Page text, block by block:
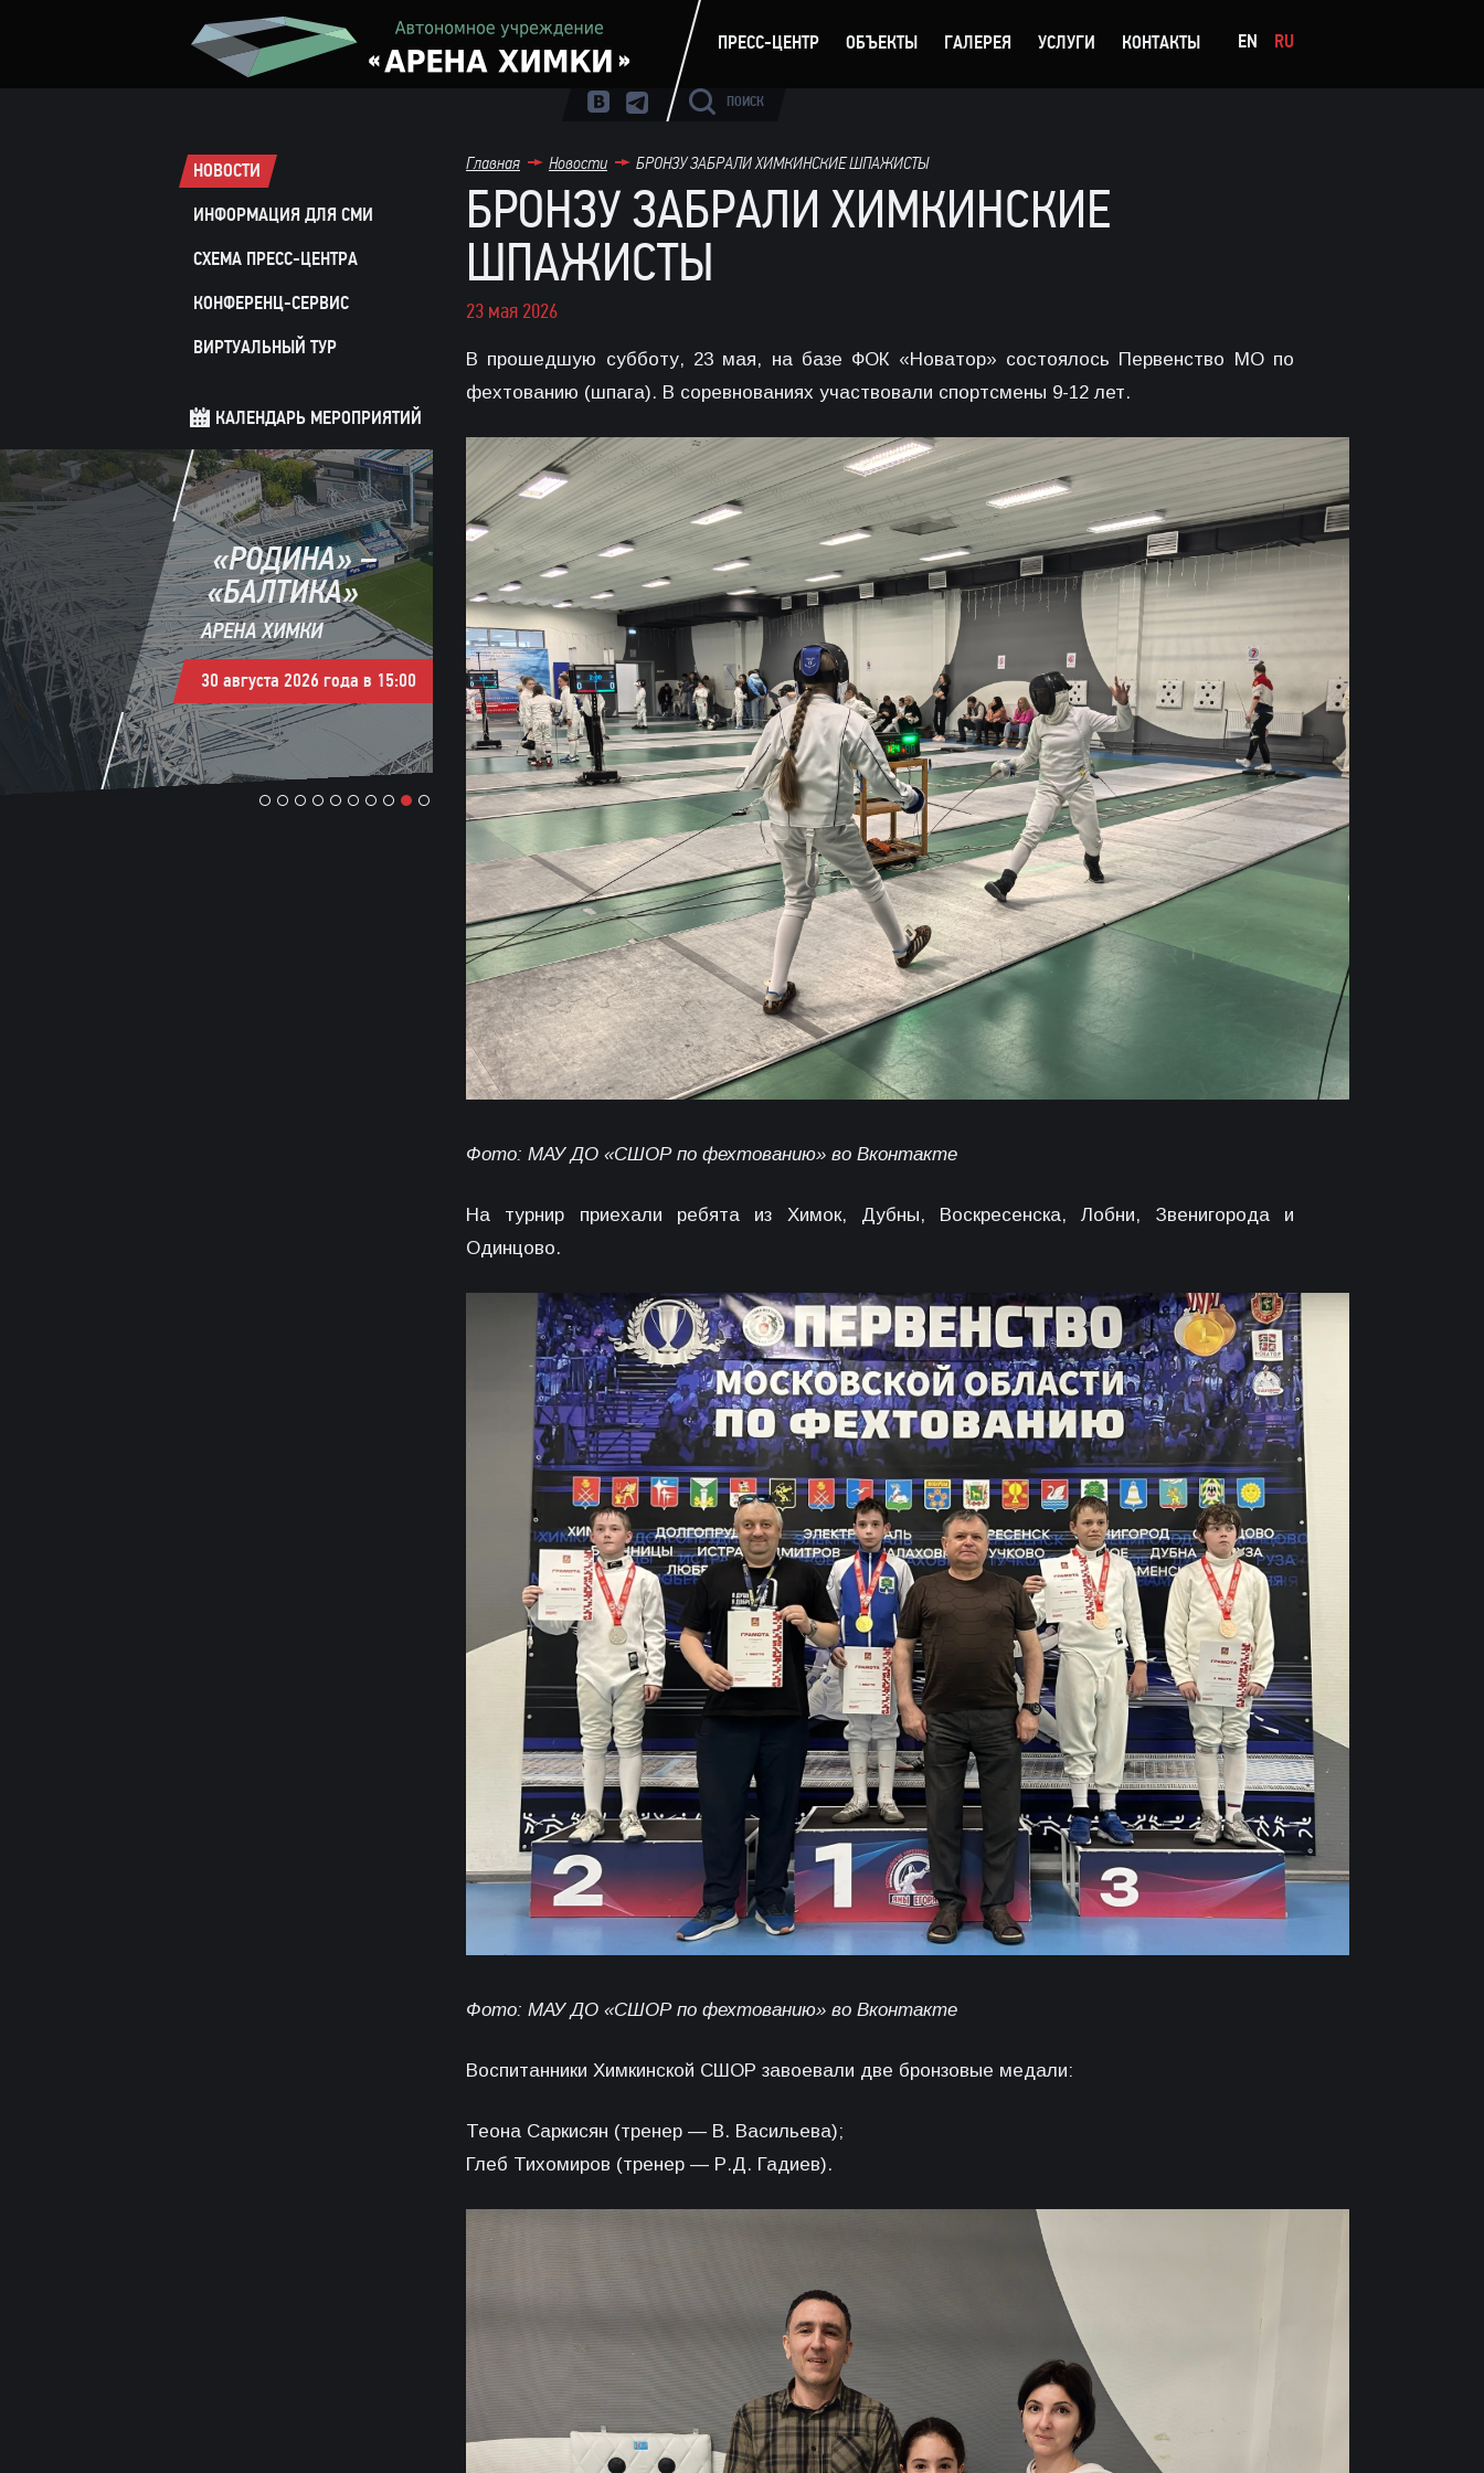
ПОИСК
ПРЕСС-ЦЕНТР ОБЪЕКТЫ ГАЛЕРЕЯ УСЛУГИ КОНТАКТЫ EN RU
НОВОСТИ
ИНФОРМАЦИЯ ДЛЯ СМИ
СХЕМА ПРЕСС-ЦЕНТРА
КОНФЕРЕНЦ-СЕРВИС
ВИРТУАЛЬНЫЙ ТУР
КАЛЕНДАРЬ МЕРОПРИЯТИЙ
«РОДИНА» –
«БАЛТИКА»
АРЕНА ХИМКИ
30 августа 2026 года в 15:00
«РОДИНА» –
«РУБИН»
АРЕНА ХИМКИ
16 сентября 2026 года в 18:30
2 3 4 5 6 7 8 9 10
Главная Новости БРОНЗУ ЗАБРАЛИ ХИМКИНСКИЕ ШПАЖИСТЫ
БРОНЗУ ЗАБРАЛИ ХИМКИНСКИЕ
ШПАЖИСТЫ
23 мая 2026
В прошедшую субботу, 23 мая, на базе ФОК «Новатор» состоялось Первенство МО по
фехтованию (шпага). В соревнованиях участвовали спортсмены 9-12 лет.
Фото: МАУ ДО «СШОР по фехтованию» во Вконтакте
На турнир приехали ребята из Химок, Дубны, Воскресенска, Лобни, Звенигорода и
Одинцово.
Фото: МАУ ДО «СШОР по фехтованию» во Вконтакте
Воспитанники Химкинской СШОР завоевали две бронзовые медали:
Теона Саркисян (тренер — В. Васильева);
Глеб Тихомиров (тренер — Р.Д. Гадиев).